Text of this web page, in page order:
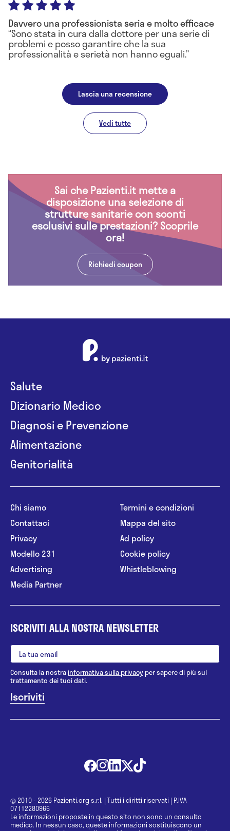
Davvero una professionista seria e molto efficace
Sono stata in cura dalla dottore per una serie di
problemi e posso garantire che la sua
professionalità e serietà non hanno eguali.
Lascia una recensione
Vedi tutte
Sai che Pazienti.it mette a
disposizione una selezione di
strutture sanitarie con sconti
esclusivi sulle prestazioni? Scoprile
ora!
Richiedi coupon
Salute
Dizionario Medico
Diagnosi e Prevenzione
Alimentazione
Genitorialità
Chi siamo
Contattaci
Privacy
Modello 231
Advertising
Media Partner
Termini e condizioni
Mappa del sito
Ad policy
Cookie policy
Whistleblowing
ISCRIVITI ALLA NOSTRA NEWSLETTER
Consulta la nostrainformativa sulla privacy per sapere di più sul
trattamento dei tuoi dati.
@ 2010 - 2026 Pazienti.org s.r.l. | Tutti i diritti riservati | P.IVA
07112280966
Le informazioni proposte in questo sito non sono un consulto
medico. In nessun caso, queste informazioni sostituiscono un